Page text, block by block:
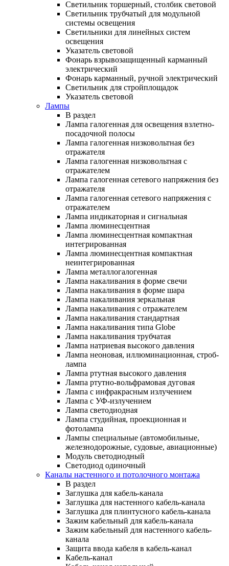
Светильник торшерный, столбик световой
Светильник трубчатый для модульной
системы освещения
Светильники для линейных систем
освещения
Указатель световой
Фонарь взрывозащищенный карманный
электрический
Фонарь карманный, ручной электрический
Светильник для стройплощадок
Указатель световой
Лампы
В раздел
Лампа галогенная для освещения взлетно-
посадочной полосы
Лампа галогенная низковольтная без
отражателя
Лампа галогенная низковольтная с
отражателем
Лампа галогенная сетевого напряжения без
отражателя
Лампа галогенная сетевого напряжения с
отражателем
Лампа индикаторная и сигнальная
Лампа люминесцентная
Лампа люминесцентная компактная
интегрированная
Лампа люминесцентная компактная
неинтегрированная
Лампа металлогалогенная
Лампа накаливания в форме свечи
Лампа накаливания в форме шара
Лампа накаливания зеркальная
Лампа накаливания с отражателем
Лампа накаливания стандартная
Лампа накаливания типа Globe
Лампа накаливания трубчатая
Лампа натриевая высокого давления
Лампа неоновая, иллюминационная, строб-
лампа
Лампа ртутная высокого давления
Лампа ртутно-вольфрамовая дуговая
Лампа с инфракрасным излучением
Лампа с УФ-излучением
Лампа светодиодная
Лампа студийная, проекционная и
фотолампа
Лампы специальные (автомобильные,
железнодорожные, судовые, авиационные)
Модуль светодиодный
Светодиод одиночный
Каналы настенного и потолочного монтажа
В раздел
Заглушка для кабель-канала
Заглушка для настенного кабель-канала
Заглушка для плинтусного кабель-канала
Зажим кабельный для кабель-канала
Зажим кабельный для настенного кабель-
канала
Защита ввода кабеля в кабель-канал
Кабель-канал